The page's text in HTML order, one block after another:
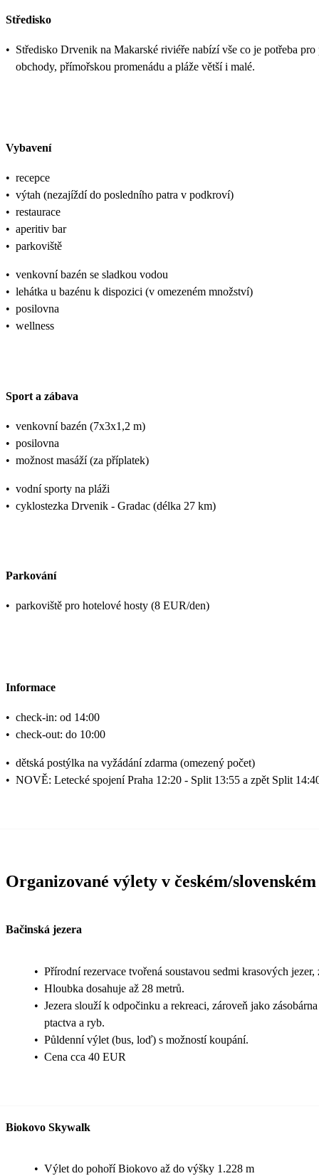
Středisko
• Středisko Drvenik na Makarské riviéře nabízí vše co je potřeba
obchody, přímořskou promenádu a pláže větší i malé.
Vybavení
• recepce
• výtah (nezajíždí do posledního patra v podkroví)
• restaurace
• aperitiv bar
• parkoviště
• venkovní bazén se sladkou vodou
• lehátka u bazénu k dispozici (v omezeném množství)
• posilovna
• wellness
Sport a zábava
• venkovní bazén (7x3x1,2 m)
• posilovna
• možnost masáží (za příplatek)
• vodní sporty na pláži
• cyklostezka Drvenik - Gradac (délka 27 km)
Parkování
• parkoviště pro hotelové hosty (8 EUR/den)
Informace
• check-in: od 14:00
• check-out: do 10:00
• dětská postýlka na vyžádání zdarma (omezený počet)
• NOVĚ: Letecké spojení Praha 12:20 - Split 13:55 a zpět Split
Organizované výlety v českém/
Bačinská jezera
• Přírodní rezervace tvořená soustavou sedmi krasových
• Hloubka dosahuje až 28 metrů.
• Jezera slouží k odpočinku a rekreaci, zároveň jako
ptactva a ryb.
• Půldenní výlet (bus, loď) s možností koupání.
• Cena cca 40 EUR
Biokovo Skywalk
• Výlet do pohoří Biokovo až do výšky 1.228 m